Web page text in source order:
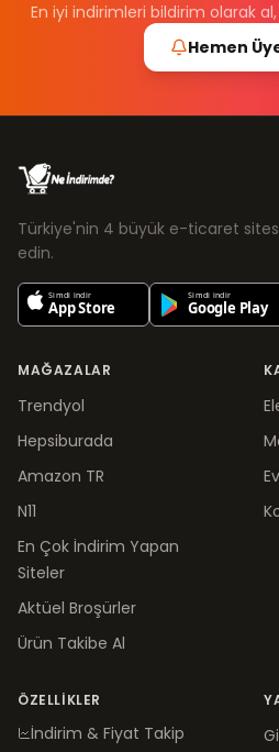
En iyi indirimleri bildirim olarak
Hemen
Türkiye'nin 4 büyük e-ticaret
edin.
MAĞAZALAR
Trendyol
Hepsiburada
Amazon TR
N11
En Çok İndirim Yapan
Siteler
Aktüel Broşürler
Ürün Takibe Al
ÖZELLIKLER
İndirim & Fiyat Takip